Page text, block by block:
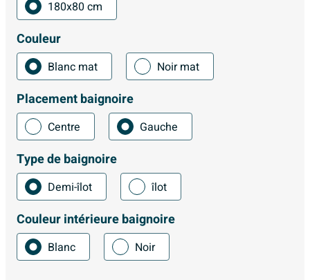
180x80 cm
Couleur
Blanc mat Noir mat
Placement baignoire
Centre Gauche
Type de baignoire
Demi-îlot îlot
Couleur intérieure baignoire
Blanc Noir